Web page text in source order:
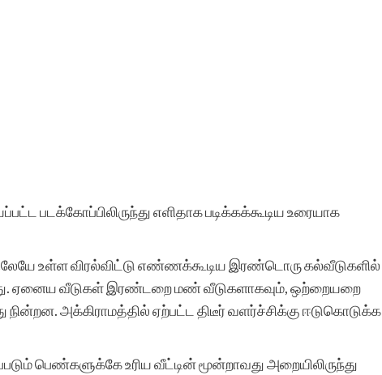
படக்கோப்பிலிருந்து எளிதாக படிக்கக்கூடிய உரையாக
உள்ள விரல்விட்டு எண்ணக்கூடிய இரண்டொரு கல்வீடுகளில்
ஏனைய வீடுகள் இரண்டறை மண் வீடுகளாகவும், ஒற்றையறை
நின்றன. அக்கிராமத்தில் ஏற்பட்ட திடீர் வளர்ச்சிக்கு ஈடுகொடுக்க
பெண்களுக்கே உரிய வீட்டின் மூன்றாவது அறையிலிருந்து